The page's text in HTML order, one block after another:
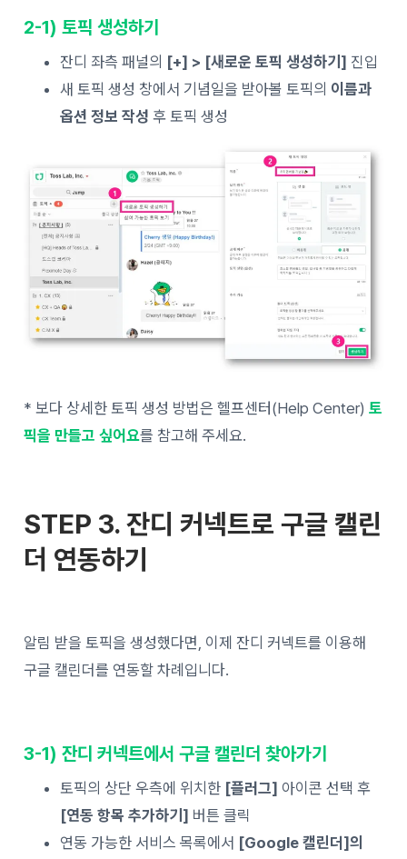
2-1) 토픽 생성하기
잔디 좌측 패널의 [+] > [새로운 토픽 생성하기] 진입
새 토픽 생성 창에서 기념일을 받아볼 토픽의 이름과
옵션 정보 작성 후 토픽 생성
* 보다 상세한 토픽 생성 방법은 헬프센터(Help Center)토
픽을 만들고 싶어요를 참고해 주세요.
STEP 3. 잔디 커넥트로 구글 캘린
더 연동하기
알림 받을 토픽을 생성했다면, 이제 잔디 커넥트를 이용해
구글 캘린더를 연동할 차례입니다.
3-1) 잔디 커넥트에서 구글 캘린더 찾아가기
토픽의 상단 우측에 위치한 [플러그] 아이콘 선택 후
[연동 항목 추가하기] 버튼 클릭
연동 가능한 서비스 목록에서 [Google 캘린더]의